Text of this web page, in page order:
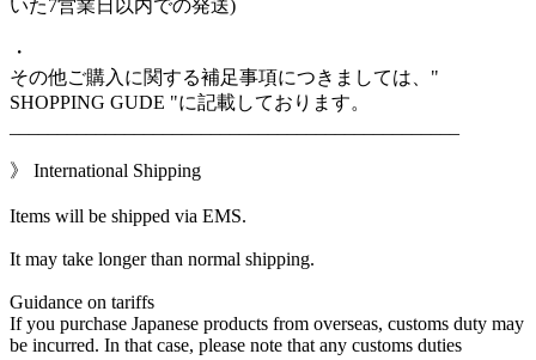
いた7営業日以内での発送)
・
その他ご購入に関する補足事項につきましては、"
SHOPPING GUDE "に記載しております。
》 International Shipping
Items will be shipped via EMS.
It may take longer than normal shipping.
Guidance on tariffs
If you purchase Japanese products from overseas, customs duty may
be incurred. In that case, please note that any customs duties